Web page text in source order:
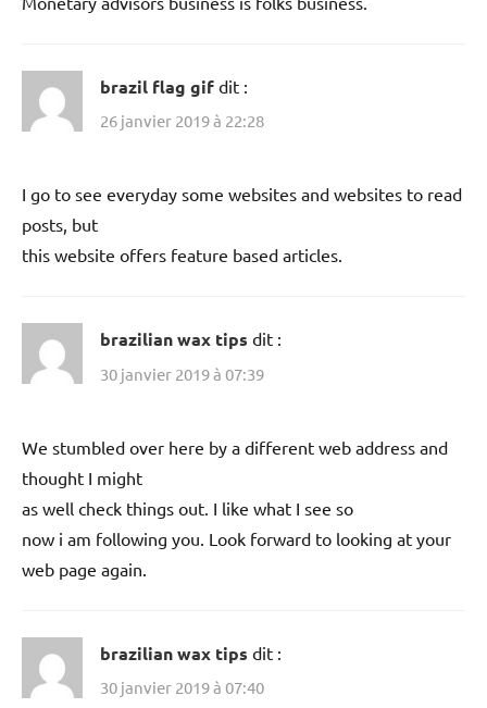
brazil flag gif dit :
26 janvier 2019 à 22:28
I go to see everyday some websites and websites to read
posts, but
this website offers feature based articles.
brazilian wax tips dit :
30 janvier 2019 à 07:39
We stumbled over here by a different web address and
thought I might
as well check things out. I like what I see so
now i am following you. Look forward to looking at your
web page again.
brazilian wax tips dit :
30 janvier 2019 à 07:40